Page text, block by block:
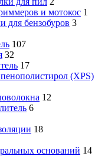
и мотокос 1
для бензобуров 3
107
32
17
(XPS)
12
6
18
оснований 14